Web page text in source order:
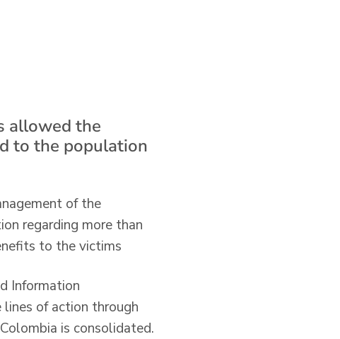
allowed the
to the population
of the
regarding more than
to the victims
Information
of action through
is consolidated.